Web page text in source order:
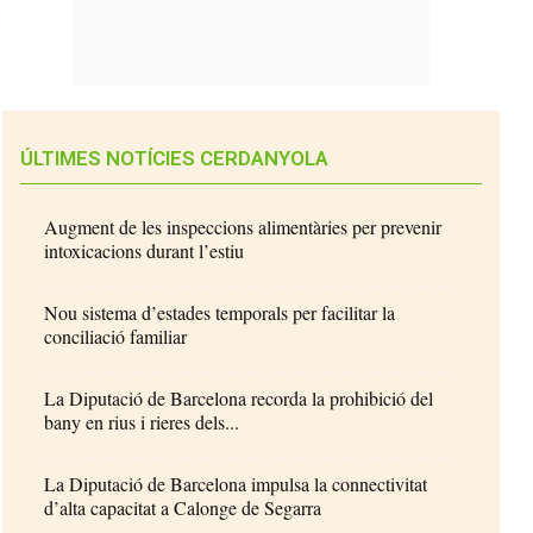
ÚLTIMES NOTÍCIES CERDANYOLA
Augment de les inspeccions alimentàries per prevenir
intoxicacions durant l’estiu
Nou sistema d’estades temporals per facilitar la
conciliació familiar
La Diputació de Barcelona recorda la prohibició del
bany en rius i rieres dels...
La Diputació de Barcelona impulsa la connectivitat
d’alta capacitat a Calonge de Segarra